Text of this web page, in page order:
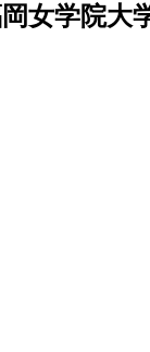
女学院大